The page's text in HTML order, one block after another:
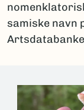
samiske navn